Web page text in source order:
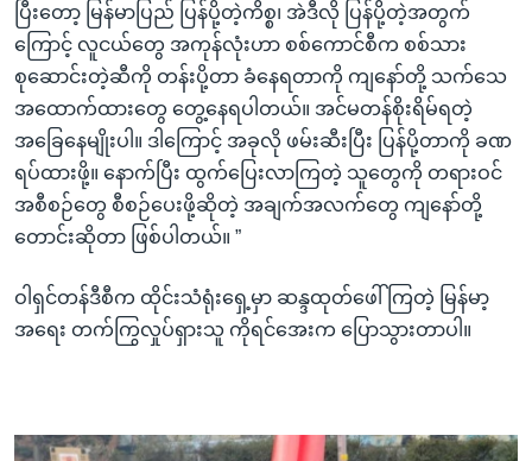
ပြီးတော့ မြန်မာပြည် ပြန်ပို့တဲ့ကိစ္စ၊ အဲဒီလို ပြန်ပို့တဲ့အတွက်
ကြောင့် လူငယ်တွေ အကုန်လုံးဟာ စစ်ကောင်စီက စစ်သား
စုဆောင်းတဲ့ဆီကို တန်းပို့တာ ခံနေရတာကို ကျနော်တို့ သက်သေ
အထောက်ထားတွေ တွေ့နေရပါတယ်။ အင်မတန်စိုးရိမ်ရတဲ့
အခြေနေမျိုးပါ။ ဒါကြောင့် အခုလို ဖမ်းဆီးပြီး ပြန်ပို့တာကို ခဏ
ရပ်ထားဖို့။ နောက်ပြီး ထွက်ပြေးလာကြတဲ့ သူတွေကို တရားဝင်
အစီစဉ်တွေ စီစဉ်ပေးဖို့ဆိုတဲ့ အချက်အလက်တွေ ကျနော်တို့
တောင်းဆိုတာ ဖြစ်ပါတယ်။ ”
ဝါရှင်တန်ဒီစီက ထိုင်းသံရုံးရှေ့မှာ ဆန္ဒထုတ်ဖေါ်ကြတဲ့ မြန်မာ့
အရေး တက်ကြွလှုပ်ရှားသူ ကိုရင်အေးက ပြောသွားတာပါ။